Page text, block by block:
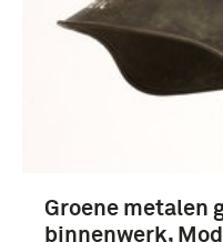
Vaticaan (3)
Groene metalen
binnenwerk,